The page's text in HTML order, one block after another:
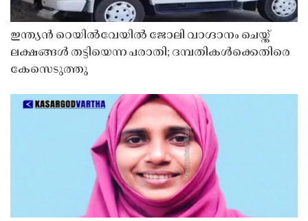
ഇന്ത്യൻ റെയിൽവേയിൽ ജോലി വാഗ്ദാനം ചെയ്ത്
ലക്ഷങ്ങൾ തട്ടിയെന്ന പരാതി; ദമ്പതികൾക്കെതിരെ
കേസെടുത്തു